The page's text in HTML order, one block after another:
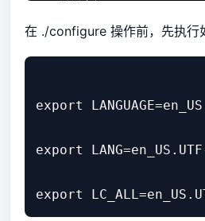
在 ./configure 操作前，先执行
export
export